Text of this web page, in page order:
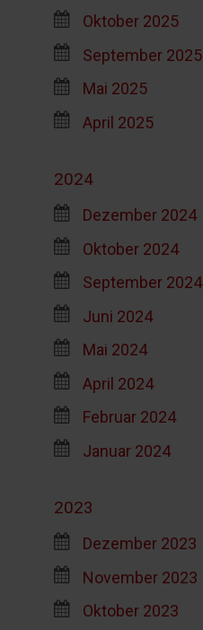
Oktober 2025
September 2025
Mai 2025
April 2025
2024
Dezember 2024
Oktober 2024
September 2024
Juni 2024
Mai 2024
April 2024
Februar 2024
Januar 2024
2023
Dezember 2023
November 2023
Oktober 2023